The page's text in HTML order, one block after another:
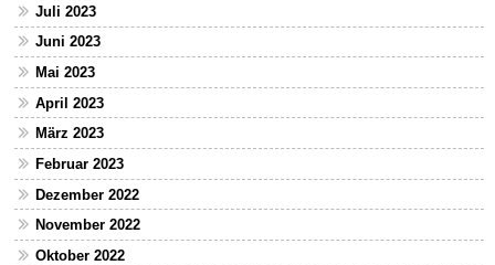
Juli 2023
Juni 2023
Mai 2023
April 2023
März 2023
Februar 2023
Dezember 2022
November 2022
Oktober 2022